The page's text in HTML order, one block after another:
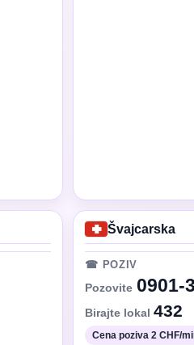
Švajcarska
☎ POZIV
Pozovite 0901-
Birajte lokal 432
Cena poziva 2 CHF/